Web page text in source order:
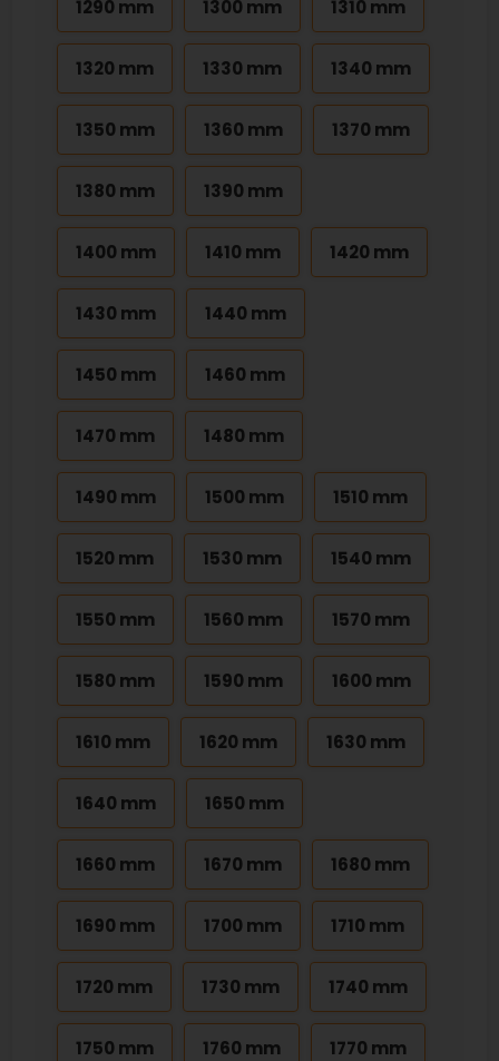
1290 mm 1300 mm 1310 mm
1320 mm 1330 mm 1340 mm
1350 mm 1360 mm 1370 mm
1380 mm 1390 mm
1400 mm 1410 mm 1420 mm
1430 mm 1440 mm
1450 mm 1460 mm
1470 mm 1480 mm
1490 mm 1500 mm 1510 mm
1520 mm 1530 mm 1540 mm
1550 mm 1560 mm 1570 mm
1580 mm 1590 mm 1600 mm
1610 mm 1620 mm 1630 mm
1640 mm 1650 mm
1660 mm 1670 mm 1680 mm
1690 mm 1700 mm 1710 mm
1720 mm 1730 mm 1740 mm
1750 mm 1760 mm 1770 mm